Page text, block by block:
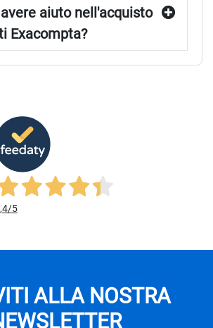
aiuto nell'acquisto
Exacompta?
/5
ALLA NOSTRA